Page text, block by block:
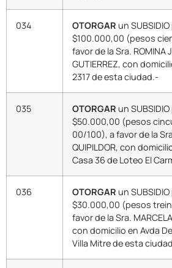
034 OTORGAR un
$100.000,00 (pesos
favor de la Sra. ROMINA
GUTIERREZ, con
2317 de esta ciudad.-
035 OTORGAR un
$50.000,00 (pesos
00/100), a favor de la
QUIPILDOR, con
Casa 36 de Loteo El
036 OTORGAR un
$30.000,00 (pesos
favor de la Sra.
con domicilio en Avda
Villa Mitre de esta